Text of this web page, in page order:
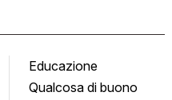
Educazione
Qualcosa di buono